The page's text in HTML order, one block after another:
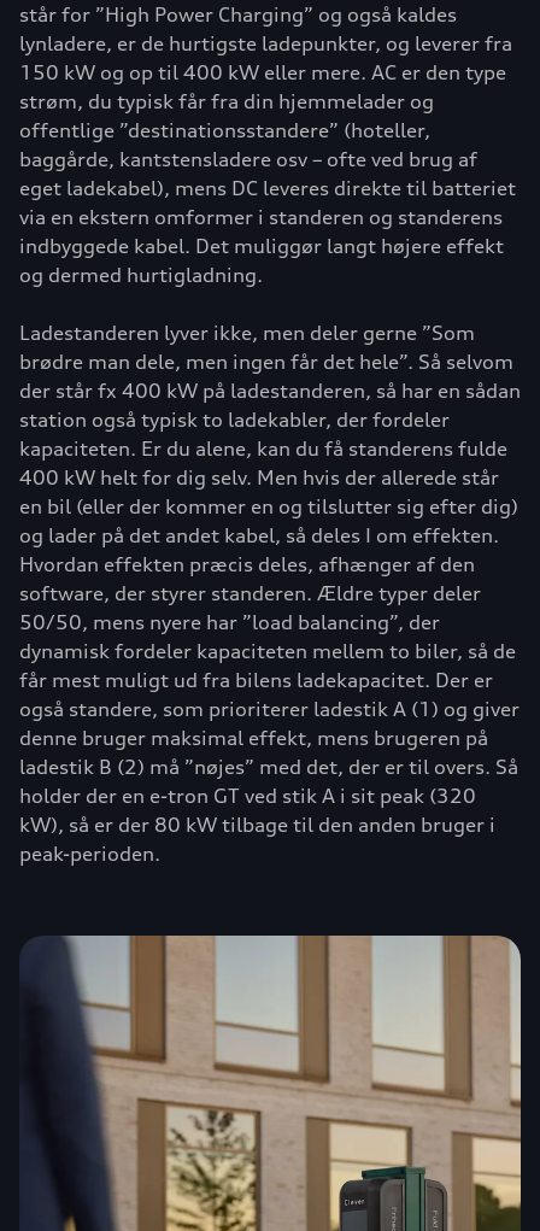
står for ”High Power Charging” og også kaldes
lynladere, er de hurtigste ladepunkter, og leverer fra
150 kW og op til 400 kW eller mere. AC er den type
strøm, du typisk får fra din hjemmelader og
offentlige ”destinationsstandere” (hoteller,
baggårde, kantstensladere osv – ofte ved brug af
eget ladekabel), mens DC leveres direkte til batteriet
via en ekstern omformer i standeren og standerens
indbyggede kabel. Det muliggør langt højere effekt
og dermed hurtigladning.
Ladestanderen lyver ikke, men deler gerne ”Som
brødre man dele, men ingen får det hele”. Så selvom
der står fx 400 kW på ladestanderen, så har en sådan
station også typisk to ladekabler, der fordeler
kapaciteten. Er du alene, kan du få standerens fulde
400 kW helt for dig selv. Men hvis der allerede står
en bil (eller der kommer en og tilslutter sig efter dig)
og lader på det andet kabel, så deles I om effekten.
Hvordan effekten præcis deles, afhænger af den
software, der styrer standeren. Ældre typer deler
50/50, mens nyere har ”load balancing”, der
dynamisk fordeler kapaciteten mellem to biler, så de
får mest muligt ud fra bilens ladekapacitet. Der er
også standere, som prioriterer ladestik A (1) og giver
denne bruger maksimal effekt, mens brugeren på
ladestik B (2) må ”nøjes” med det, der er til overs. Så
holder der en e-tron GT ved stik A i sit peak (320
kW), så er der 80 kW tilbage til den anden bruger i
peak-perioden.